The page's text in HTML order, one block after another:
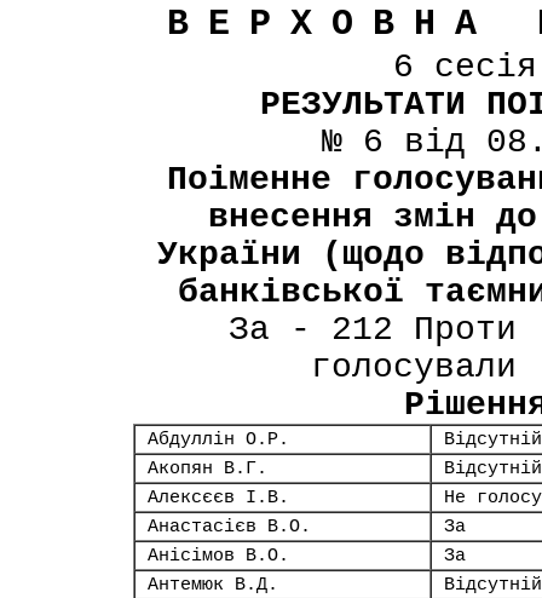
ВЕРХОВНА
6
РЕЗУЛЬТАТИ
№ 6 від
Поіменне
внесення змін
України (щодо
банківської
За - 212 Проти
Абдуллін О.Р.
Відсутній
Акопян В.Г.
Відсутній
Алексєєв І.В.
Не
Анастасієв В.О.
За
Анісімов В.О.
За
Антемюк В.Д.
Відсутній